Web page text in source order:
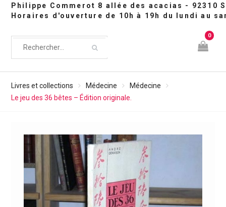
0
Livres et collections Médecine
Médecine
Le jeu des 36 bêtes – Édition originale.